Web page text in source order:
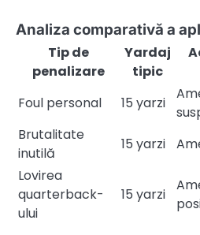
Analiza comparativă a
Tip de
penalizare
Yardaj
tipic
Foul personal
15 yarzi
Brutalitate
inutilă
15 yarzi
Lovirea
quarterback-
ului
15 yarzi